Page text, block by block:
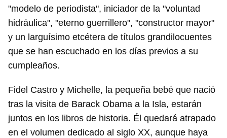
"modelo de periodista", iniciador de la "voluntad
hidráulica", "eterno guerrillero", "constructor mayor"
y un larguísimo etcétera de títulos grandilocuentes
que se han escuchado en los días previos a su
cumpleaños.
Fidel Castro y Michelle, la pequeña bebé que nació
tras la visita de Barack Obama a la Isla, estarán
juntos en los libros de historia. Él quedará atrapado
en el volumen dedicado al siglo XX, aunque haya